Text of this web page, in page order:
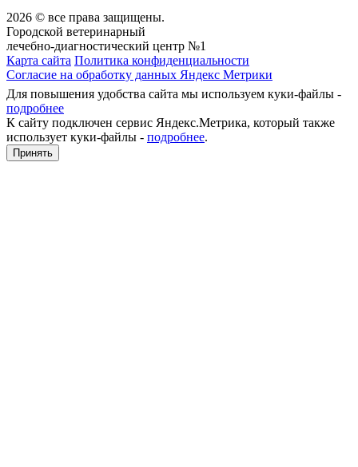
2026 © все права защищены.
Городской ветеринарный
лечебно-диагностический центр №1
Карта сайта Политика конфиденциальности
Согласие на обработку данных Яндекс Метрики
Для повышения удобства сайта мы используем куки-файлы -
подробнее
К сайту подключен сервис Яндекс.Метрика, который также
использует куки-файлы - подробнее.
Принять